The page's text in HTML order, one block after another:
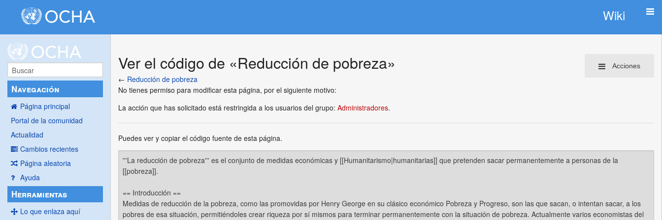
Wiki
Navegación
Página principal
Portal de la comunidad
Actualidad
Cambios recientes
Página aleatoria
Ayuda
Herramientas
Lo que enlaza aquí
Acciones
Ver el código de «Reducción de pobreza»
← Reducción de pobreza
No tienes permiso para modificar esta página, por el siguiente motivo:
La acción que has solicitado está restringida a los usuarios del grupo:Administradores.
Puedes ver y copiar el código fuente de esta página.